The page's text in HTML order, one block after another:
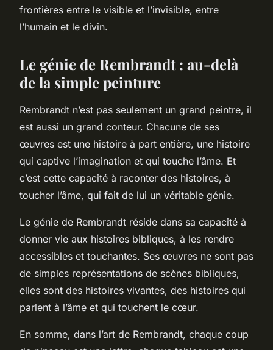
frontières entre le visible et l’invisible, entre
l’humain et le divin.
Le génie de Rembrandt : au-delà
de la simple peinture
Rembrandt n’est pas seulement un grand peintre, il
est aussi un grand conteur. Chacune de ses
œuvres est une histoire à part entière, une histoire
qui captive l’imagination et qui touche l’âme. Et
c’est cette capacité à raconter des histoires, à
toucher l’âme, qui fait de lui un véritable génie.
Le génie de Rembrandt réside dans sa capacité à
donner vie aux histoires bibliques, à les rendre
accessibles et touchantes. Ses œuvres ne sont pas
de simples représentations de scènes bibliques,
elles sont des histoires vivantes, des histoires qui
parlent à l’âme et qui touchent le cœur.
En somme, dans l’art de Rembrandt, chaque coup